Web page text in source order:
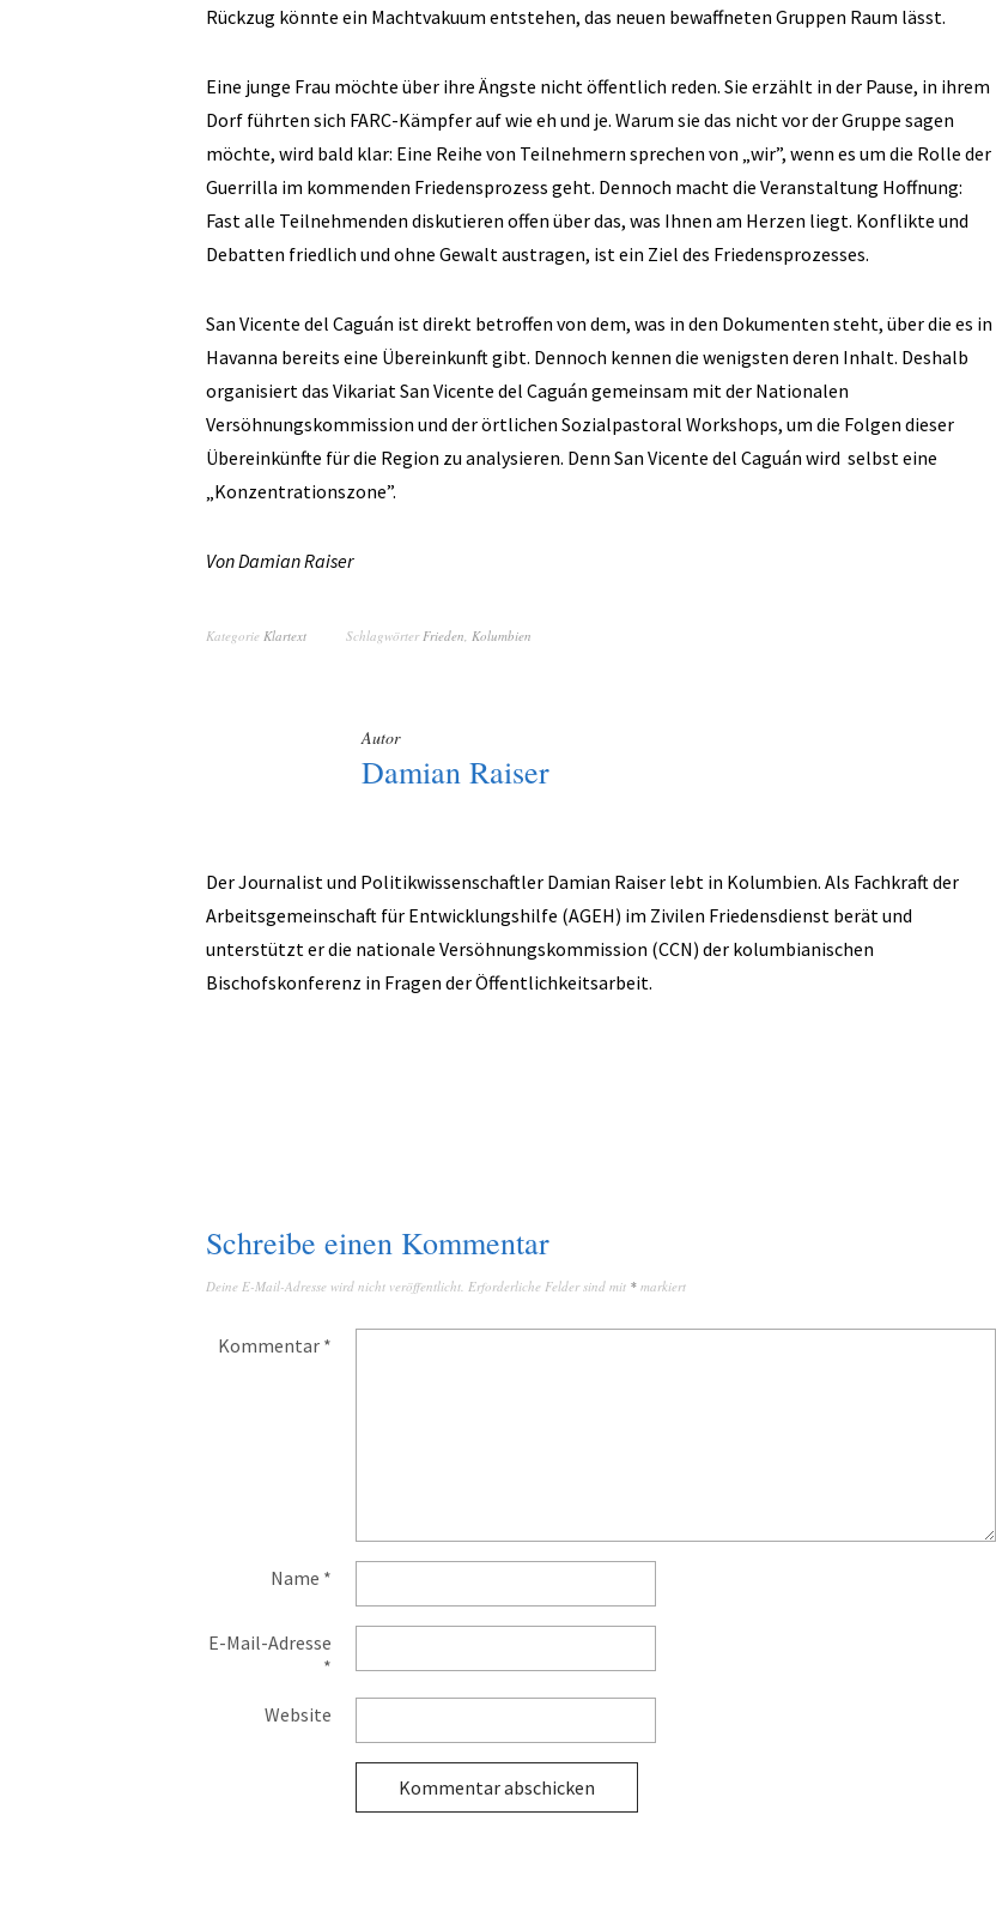
Rückzug könnte ein Machtvakuum entstehen, das neuen bewaffneten Gruppen Raum lässt.
Eine junge Frau möchte über ihre Ängste nicht öffentlich reden. Sie erzählt in der Pause, in ihrem
Dorf führten sich FARC-Kämpfer auf wie eh und je. Warum sie das nicht vor der Gruppe sagen
möchte, wird bald klar: Eine Reihe von Teilnehmern sprechen von „wir”, wenn es um die Rolle der
Guerrilla im kommenden Friedensprozess geht. Dennoch macht die Veranstaltung Hoffnung:
Fast alle Teilnehmenden diskutieren offen über das, was Ihnen am Herzen liegt. Konflikte und
Debatten friedlich und ohne Gewalt austragen, ist ein Ziel des Friedensprozesses.
San Vicente del Caguán ist direkt betroffen von dem, was in den Dokumenten steht, über die es in
Havanna bereits eine Übereinkunft gibt. Dennoch kennen die wenigsten deren Inhalt. Deshalb
organisiert das Vikariat San Vicente del Caguán gemeinsam mit der Nationalen
Versöhnungskommission und der örtlichen Sozialpastoral Workshops, um die Folgen dieser
Übereinkünfte für die Region zu analysieren. Denn San Vicente del Caguán wird selbst eine
„Konzentrationszone”.
Von Damian Raiser
Kategorie Klartext SchlagwörterFrieden, Kolumbien
Autor
Damian Raiser
Der Journalist und Politikwissenschaftler Damian Raiser lebt in Kolumbien. Als Fachkraft der
Arbeitsgemeinschaft für Entwicklungshilfe (AGEH) im Zivilen Friedensdienst berät und
unterstützt er die nationale Versöhnungskommission (CCN) der kolumbianischen
Bischofskonferenz in Fragen der Öffentlichkeitsarbeit.
Schreibe einen Kommentar
Deine E-Mail-Adresse wird nicht veröffentlicht. Erforderliche Felder sind mit * markiert
Kommentar *
Name *
E-Mail-Adresse
*
Website